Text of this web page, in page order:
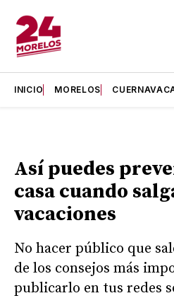
INICIO MORELOS
Así puedes
casa cuando
vacaciones
No hacer público que
de los consejos más
publicarlo en tus redes